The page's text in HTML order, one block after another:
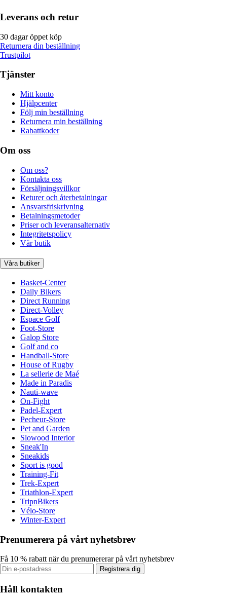
Leverans och retur
30 dagar öppet köp
Returnera din beställning
Trustpilot
Tjänster
Mitt konto
Hjälpcenter
Följ min beställning
Returnera min beställning
Rabattkoder
Om oss
Om oss?
Kontakta oss
Försäljningsvillkor
Returer och återbetalningar
Ansvarsfriskrivning
Betalningsmetoder
Priser och leveransalternativ
Integritetspolicy
Vår butik
Våra butiker
Basket-Center
Daily Bikers
Direct Running
Direct-Volley
Espace Golf
Foot-Store
Galop Store
Golf and co
Handball-Store
House of Rugby
La sellerie de Maé
Made in Paradis
Nauti-wave
On-Fight
Padel-Expert
Pecheur-Store
Pet and Garden
Slowood Interior
Sneak'In
Sneakids
Sport is good
Training-Fit
Trek-Expert
Triathlon-Expert
TripnBikers
Vélo-Store
Winter-Expert
Prenumerera på vårt nyhetsbrev
Få 10 % rabatt när du prenumererar på vårt nyhetsbrev
Registrera dig
Håll kontakten